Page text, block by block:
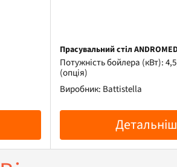
Прасувальний стіл
Потужність бойлера (кВт):
(опція)
Виробник: Battistella